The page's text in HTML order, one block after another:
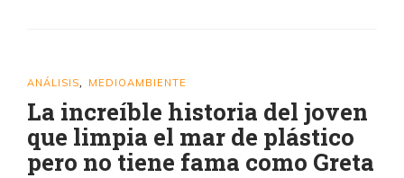
ANÁLISIS MEDIOAMBIENTE
La increíble historia del joven
que limpia el mar de plástico
pero no tiene fama como Greta